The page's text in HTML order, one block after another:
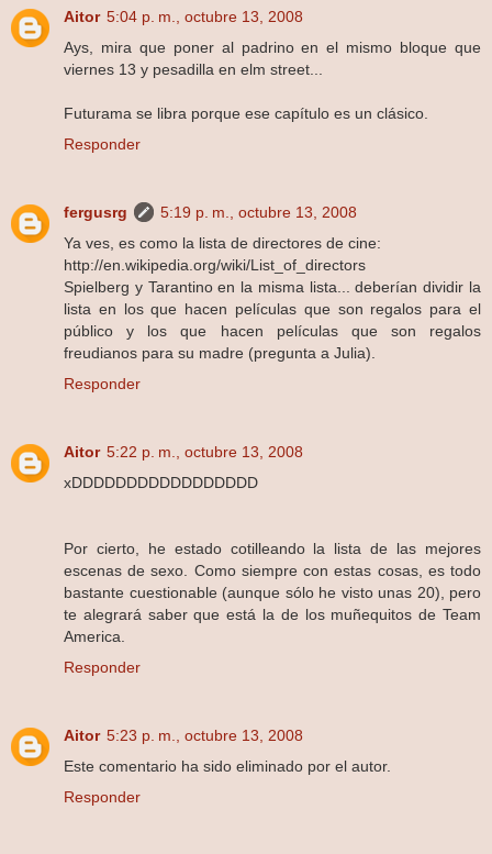
Aitor 5:04 p. m., octubre 13, 2008
Ays, mira que poner al padrino en el mismo bloque que
viernes 13 y pesadilla en elm street...
Futurama se libra porque ese capítulo es un clásico.
Responder
fergusrg
5:19 p. m., octubre 13, 2008
Ya ves, es como la lista de directores de cine:
http://en.wikipedia.org/wiki/List_of_directors
Spielberg y Tarantino en la misma lista... deberían dividir la
lista en los que hacen películas que son regalos para el
público y los que hacen películas que son regalos
freudianos para su madre (pregunta a Julia).
Responder
Aitor 5:22 p. m., octubre 13, 2008
xDDDDDDDDDDDDDDDDD
Por cierto, he estado cotilleando la lista de las mejores
escenas de sexo. Como siempre con estas cosas, es todo
bastante cuestionable (aunque sólo he visto unas 20), pero
te alegrará saber que está la de los muñequitos de Team
America.
Responder
Aitor 5:23 p. m., octubre 13, 2008
Este comentario ha sido eliminado por el autor.
Responder